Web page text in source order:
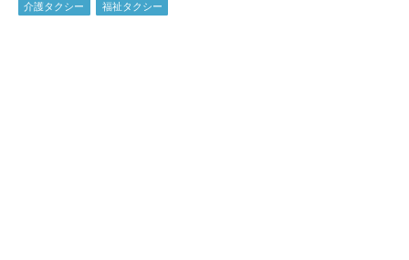
介護タクシー 福祉タクシー